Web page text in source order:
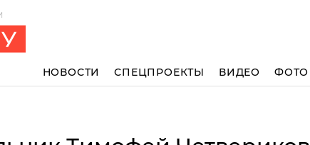
НОВОСТИ СПЕЦПРОЕКТЫ ВИДЕО ФОТО